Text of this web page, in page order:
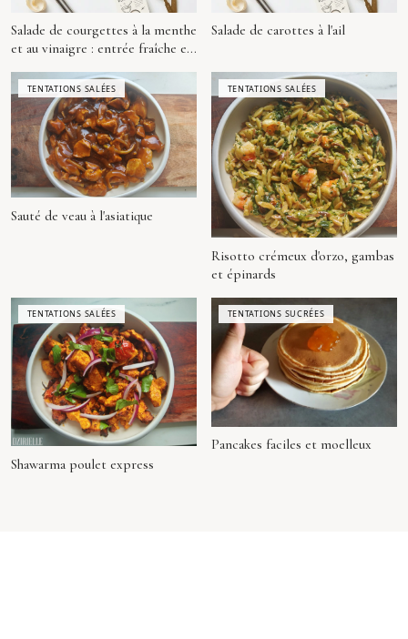
Salade de courgettes à la menthe
et au vinaigre : entrée fraîche et
Salade de carottes à l'ail
TENTATIONS SALÉES
Sauté de veau à l'asiatique
TENTATIONS SALÉES
Risotto crémeux d'orzo, gambas
et épinards
TENTATIONS SALÉES
Shawarma poulet express
TENTATIONS SUCRÉES
Pancakes faciles et moelleux